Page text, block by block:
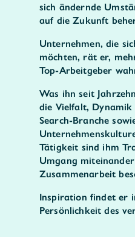
sich ändernde
auf die Zukunft
Unternehmen, die
möchten, rät er,
Top-Arbeitgeber
Was ihn seit
die Vielfalt, Dynamik
Search-Branche
Tätigkeit sind ihm
Umgang
Zusammenarbeit
Inspiration findet er
Persönlichkeit des